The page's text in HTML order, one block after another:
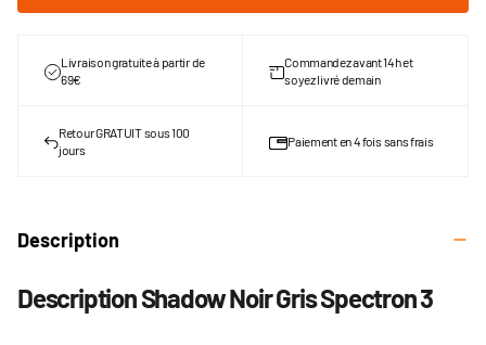
Livraison gratuite à partir de
69€
Commandez avant 14h et
soyez livré demain
Retour GRATUIT sous 100
jours
Paiement en 4 fois sans frais
Description
Description Shadow Noir Gris Spectron 3